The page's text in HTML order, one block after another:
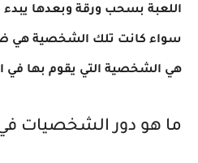
اللعبة بسحب ورقة وبعدها
سواء كانت تلك الشخصية هي
هي الشخصية التي يقوم بها في
ما هو دور الشخصيات في